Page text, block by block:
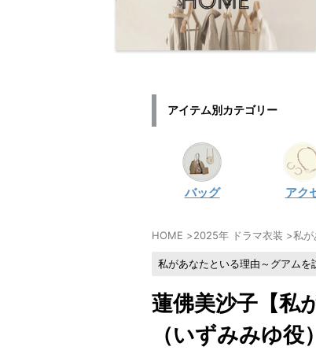
アイテム別カテゴリー
バッグ アク
HOME >2025年 ドラマ衣装 >私が
私があなたといる理由～グアムを
蓮佛美沙子【私
（いずみみゆ